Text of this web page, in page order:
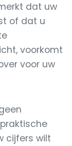
dat uw
of dat u
voorkomt
voor uw
cijfers wilt